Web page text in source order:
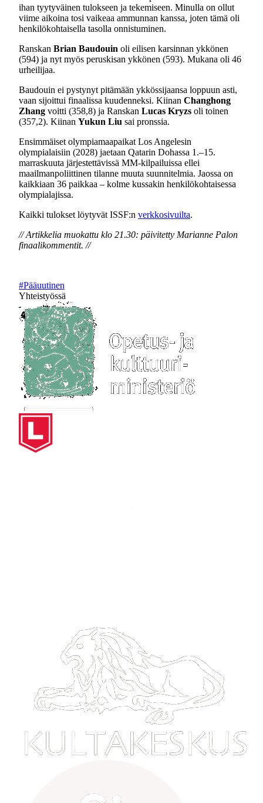
ihan tyytyväinen tulokseen ja tekemiseen. Minulla on ollut
viime aikoina tosi vaikeaa ammunnan kanssa, joten tämä oli
henkilökohtaisella tasolla onnistuminen.
Ranskan Brian Baudouin oli eilisen karsinnan ykkönen
(594) ja nyt myös peruskisan ykkönen (593). Mukana oli 46
urheilijaa.
Baudouin ei pystynyt pitämään ykkössijaansa loppuun asti,
vaan sijoittui finaalissa kuudenneksi. Kiinan Changhong
Zhang voitti (358,8) ja Ranskan Lucas Kryzs oli toinen
(357,2). Kiinan Yukun Liu sai pronssia.
Ensimmäiset olympiamaapaikat Los Angelesin
olympialaisiin (2028) jaetaan Qatarin Dohassa 1.–15.
marraskuuta järjestettävissä MM-kilpailuissa ellei
maailmanpoliittinen tilanne muuta suunnitelmia. Jaossa on
kaikkiaan 36 paikkaa – kolme kussakin henkilökohtaisessa
olympialajissa.
Kaikki tulokset löytyvät ISSF:n verkkosivuilta.
// Artikkelia muokattu klo 21.30: päivitetty Marianne Palon
finaalikommentit. //
#Pääuutinen
Yhteistyössä